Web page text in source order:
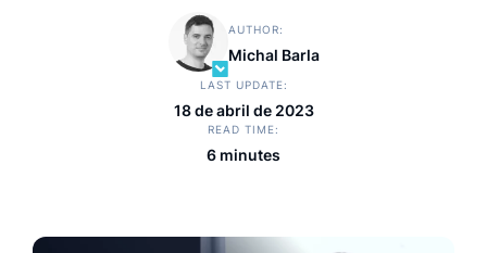
AUTHOR
Michal Barla
LAST UPDATE
18 de abril de 2023
READ TIME
6 minutes